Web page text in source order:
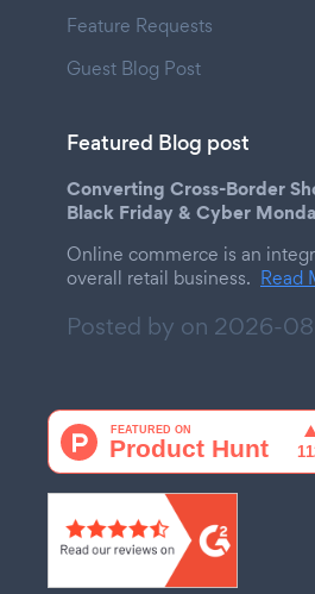
Feature Requests
Guest Blog Post
Featured Blog post
Converting Cross-Border
Black Friday & Cyber
Online commerce is an
overall retail business. Read
Posted by on 2026-